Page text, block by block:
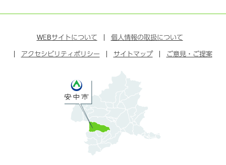
イ
ェ
ス
ッ
イ
タ
ー
ュ
ブ
ン
ラ
WEBサイトについて 個人情報の取扱について
アクセシビリティポリシー サイトマップ ご意見・ご提案